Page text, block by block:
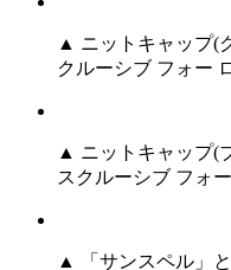
▲ ニットキャップ(
クルーシブ フォー
▲ ニットキャップ(
スクルーシブ フォ
▲ 「サンスペル」